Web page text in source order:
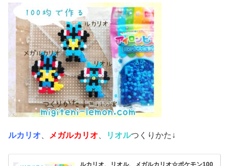
ルカリオ メガルカリオ リオルつくりかた↓
ルカリオ、リオル、メガルカリオ☆ポケモン100